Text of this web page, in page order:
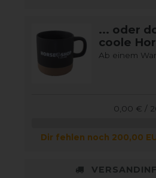
... oder
coole
Ab einem
0,00 € /
Dir fehlen noch 200,00